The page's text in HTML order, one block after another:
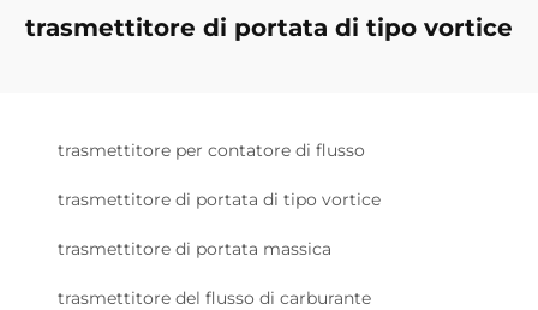
trasmettitore di portata di tipo vortice
trasmettitore per contatore di flusso
trasmettitore di portata di tipo vortice
trasmettitore di portata massica
trasmettitore del flusso di carburante